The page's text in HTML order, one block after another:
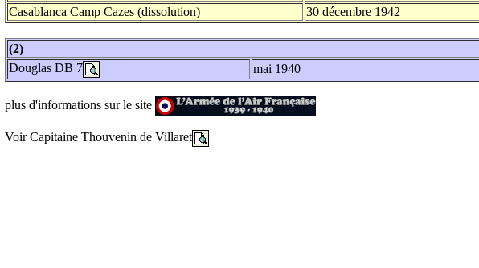
Casablanca Camp Cazes (dissolution)
30 décembre 1942
(2)
Douglas DB 7
mai 1940
plus d'informations sur le site
Voir Capitaine Thouvenin de Villaret